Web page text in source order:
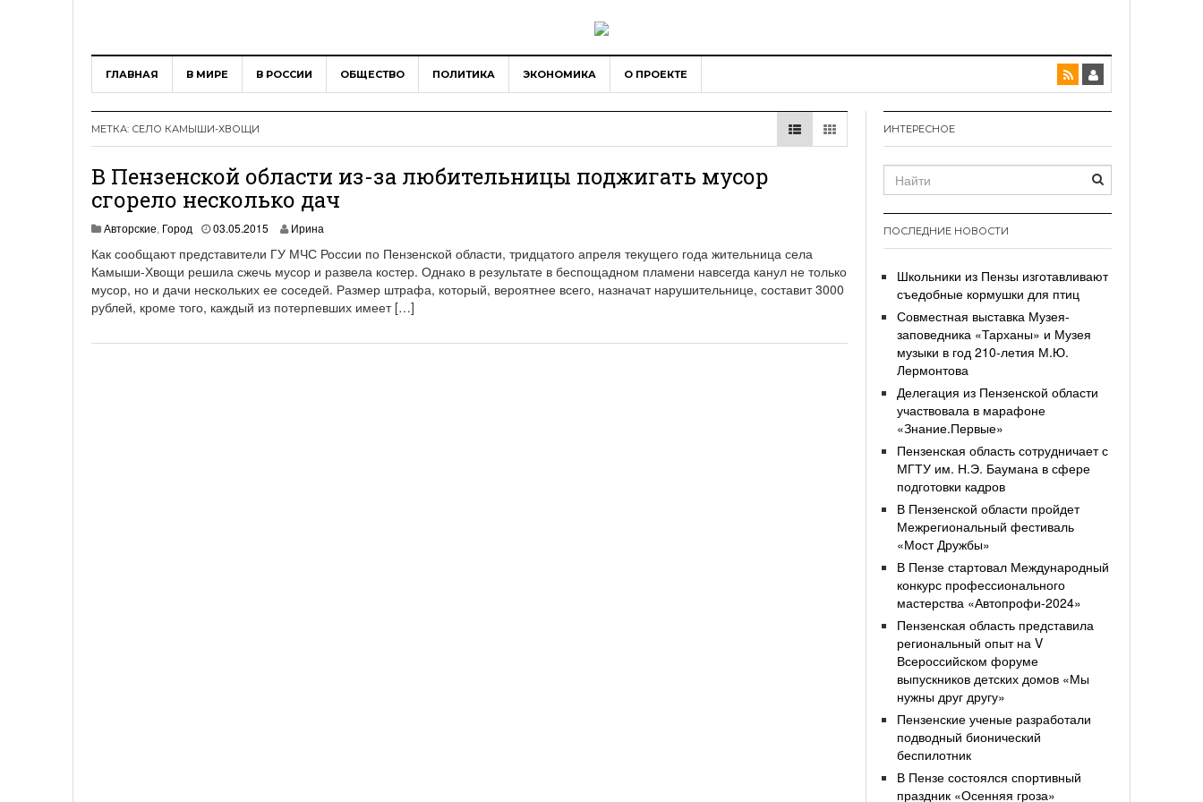
ГЛАВНАЯ В МИРЕ В РОССИИ ОБЩЕСТВО ПОЛИТИКА ЭКОНОМИКА О ПРОЕКТЕ
МЕТКА: СЕЛО КАМЫШИ-ХВОЩИ
В Пензенской области из-за любительницы поджигать мусор
сгорело несколько дач
Авторские, Город 03.05.2015 Ирина
Как сообщают представители ГУ МЧС России по Пензенской области, тридцатого апреля текущего года жительница села
Камыши-Хвощи решила сжечь мусор и развела костер. Однако в результате в беспощадном пламени навсегда канул не только
мусор, но и дачи нескольких ее соседей. Размер штрафа, который, вероятнее всего, назначат нарушительнице, составит 3000
рублей, кроме того, каждый из потерпевших имеет […]
ИНТЕРЕСНОЕ
ПОСЛЕДНИЕ НОВОСТИ
Школьники из Пензы изготавливают
съедобные кормушки для птиц
Совместная выставка Музея-
заповедника «Тарханы» и Музея
музыки в год 210-летия М.Ю.
Лермонтова
Делегация из Пензенской области
участвовала в марафоне
«Знание.Первые»
Пензенская область сотрудничает с
МГТУ им. Н.Э. Баумана в сфере
подготовки кадров
В Пензенской области пройдет
Межрегиональный фестиваль
«Мост Дружбы»
В Пензе стартовал Международный
конкурс профессионального
мастерства «Автопрофи-2024»
Пензенская область представила
региональный опыт на V
Всероссийском форуме
выпускников детских домов «Мы
нужны друг другу»
Пензенские ученые разработали
подводный бионический
беспилотник
В Пензе состоялся спортивный
праздник «Осенняя гроза»